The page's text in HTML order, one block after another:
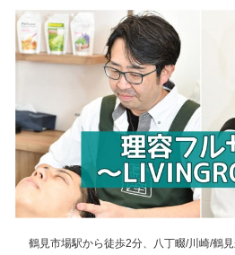
鶴見市場駅から徒歩2分、八丁畷/川崎/鶴